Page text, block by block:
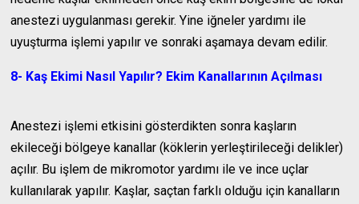
anestezi uygulanması gerekir. Yine iğneler yardımı ile
uyuşturma işlemi yapılır ve sonraki aşamaya devam edilir.
8- Kaş Ekimi Nasıl Yapılır? Ekim Kanallarının Açılması
Anestezi işlemi etkisini gösterdikten sonra kaşların
ekileceği bölgeye kanallar (köklerin yerleştirileceği delikler)
açılır. Bu işlem de mikromotor yardımı ile ve ince uçlar
kullanılarak yapılır. Kaşlar, saçtan farklı olduğu için kanalların